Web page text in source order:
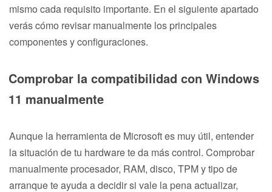
mismo cada requisito importante. En el siguiente apartado
verás cómo revisar manualmente los principales
componentes y configuraciones.
Comprobar la compatibilidad con Windows
11 manualmente
Aunque la herramienta de Microsoft es muy útil, entender
la situación de tu hardware te da más control. Comprobar
manualmente procesador, RAM, disco, TPM y tipo de
arranque te ayuda a decidir si vale la pena actualizar,